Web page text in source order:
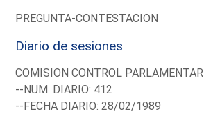
PREGUNTA-CONTESTACION
Diario de sesiones
COMISION CONTROL
--NUM. DIARIO: 412
--FECHA DIARIO: 28/02/1989